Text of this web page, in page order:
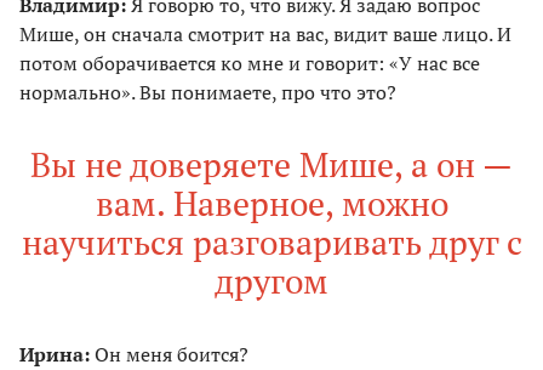
Мише, он сначала смотрит на вас, видит ваше лицо. И
потом оборачивается ко мне и говорит: «У нас все
нормально». Вы понимаете, про что это?
Вы не доверяете Мише, а он —
вам. Наверное, можно
научиться разговаривать друг с
другом
Ирина:Он меня боится?